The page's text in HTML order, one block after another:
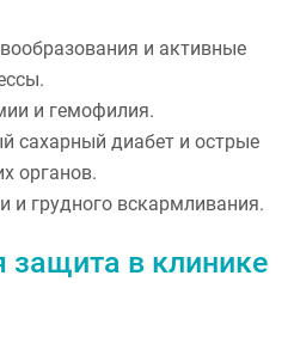
и активные
и гемофилия.
сахарный диабет и острые
органов.
и грудного вскармливания.
защита в клинике